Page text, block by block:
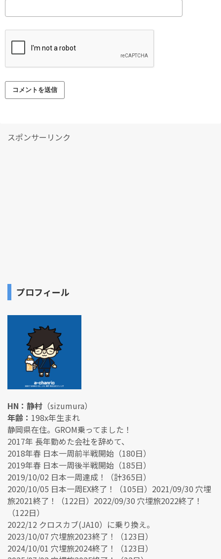
スポンサーリンク
プロフィール
HN：静村 （sizumura）
年齢： 198x年生まれ
静岡県在住。GROM乗ってました！
2017年 長年勤めた会社を辞めて、
2018年春 日本一周前半戦開始（180日）
2019年春 日本一周後半戦開始（185日）
2019/10/02 日本一周達成！（計365日）
2020/10/05 日本一周EX終了！（105日）2021/09/30 穴埋
旅2021終了！（122日）2022/09/30 穴埋旅2022終了！
（122日）
2022/12 クロスカブ(JA10）に乗り換え。
2023/10/07 穴埋旅2023終了！（123日）
2024/10/01 穴埋旅2024終了！（123日）